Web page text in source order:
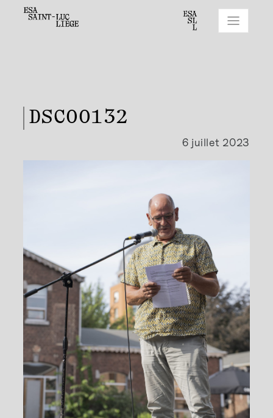
DSC00132
6 juillet 2023